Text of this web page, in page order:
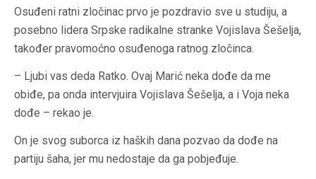
Osuđeni ratni zločinac prvo je pozdravio sve u studiju, a
posebno lidera Srpske radikalne stranke Vojislava Šešelja,
također pravomoćno osuđenoga ratnog zločinca.
– Ljubi vas deda Ratko. Ovaj Marić neka dođe da me
obiđe, pa onda intervjuira Vojislava Šešelja, a i Voja neka
dođe – rekao je.
On je svog suborca iz haških dana pozvao da dođe na
partiju šaha, jer mu nedostaje da ga pobjeđuje.